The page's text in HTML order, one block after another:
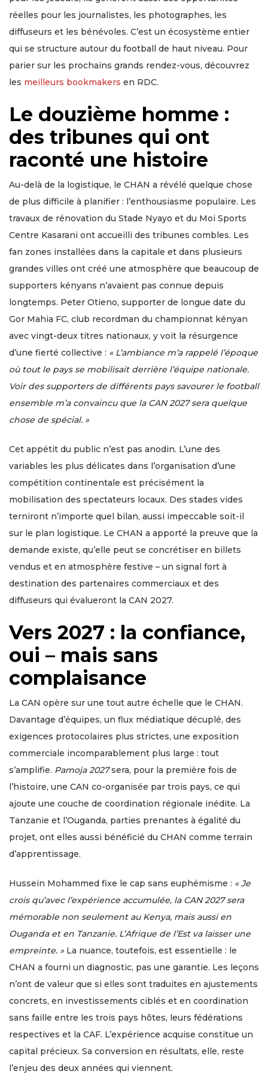
réelles pour les journalistes, les photographes, les
diffuseurs et les bénévoles. C’est un écosystème entier
qui se structure autour du football de haut niveau. Pour
parier sur les prochains grands rendez-vous, découvrez
les meilleurs bookmakers en RDC.
Le douzième homme :
des tribunes qui ont
raconté une histoire
Au-delà de la logistique, le CHAN a révélé quelque chose
de plus difficile à planifier : l’enthousiasme populaire. Les
travaux de rénovation du Stade Nyayo et du Moi Sports
Centre Kasarani ont accueilli des tribunes combles. Les
fan zones installées dans la capitale et dans plusieurs
grandes villes ont créé une atmosphère que beaucoup de
supporters kényans n’avaient pas connue depuis
longtemps. Peter Otieno, supporter de longue date du
Gor Mahia FC, club recordman du championnat kényan
avec vingt-deux titres nationaux, y voit la résurgence
d’une fierté collective : « L’ambiance m’a rappelé l’époque
où tout le pays se mobilisait derrière l’équipe nationale.
Voir des supporters de différents pays savourer le football
ensemble m’a convaincu que la CAN 2027 sera quelque
chose de spécial. »
Cet appétit du public n’est pas anodin. L’une des
variables les plus délicates dans l’organisation d’une
compétition continentale est précisément la
mobilisation des spectateurs locaux. Des stades vides
terniront n’importe quel bilan, aussi impeccable soit-il
sur le plan logistique. Le CHAN a apporté la preuve que la
demande existe, qu’elle peut se concrétiser en billets
vendus et en atmosphère festive – un signal fort à
destination des partenaires commerciaux et des
diffuseurs qui évalueront la CAN 2027.
Vers 2027 : la confiance,
oui – mais sans
complaisance
La CAN opère sur une tout autre échelle que le CHAN.
Davantage d’équipes, un flux médiatique décuplé, des
exigences protocolaires plus strictes, une exposition
commerciale incomparablement plus large : tout
s’amplifie. Pamoja 2027sera, pour la première fois de
l’histoire, une CAN co-organisée par trois pays, ce qui
ajoute une couche de coordination régionale inédite. La
Tanzanie et l’Ouganda, parties prenantes à égalité du
projet, ont elles aussi bénéficié du CHAN comme terrain
d’apprentissage.
Hussein Mohammed fixe le cap sans euphémisme : « Je
crois qu’avec l’expérience accumulée, la CAN 2027 sera
mémorable non seulement au Kenya, mais aussi en
Ouganda et en Tanzanie. L’Afrique de l’Est va laisser une
empreinte. »La nuance, toutefois, est essentielle : le
CHAN a fourni un diagnostic, pas une garantie. Les leçons
n’ont de valeur que si elles sont traduites en ajustements
concrets, en investissements ciblés et en coordination
sans faille entre les trois pays hôtes, leurs fédérations
respectives et la CAF. L’expérience acquise constitue un
capital précieux. Sa conversion en résultats, elle, reste
l’enjeu des deux années qui viennent.